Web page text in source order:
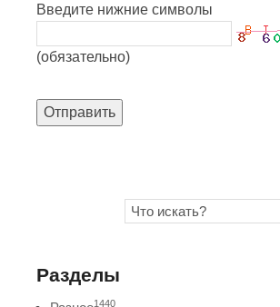
Введите нижние символы
(обязательно)
Отправить
Разделы
1440